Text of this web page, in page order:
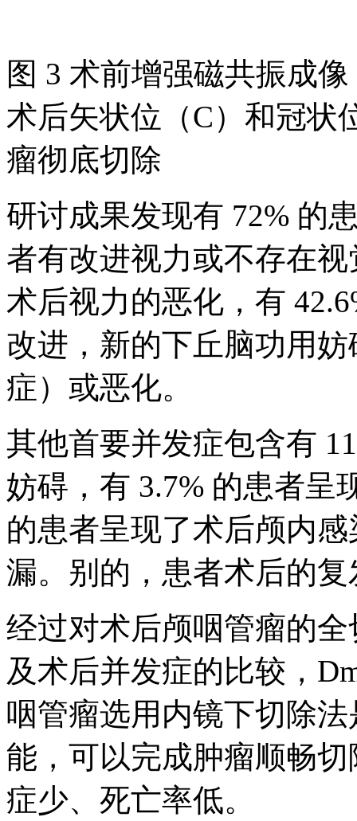
图 3 术前增强磁共振成
术后矢状位（C）和冠状
瘤彻底切除
研讨成果发现有 72% 的
者有改进视力或不存在
术后视力的恶化，有
改进，新的下丘脑功用
症）或恶化。
其他首要并发症包含有
妨碍，有 3.7% 的患者呈
的患者呈现了术后颅内
漏。别的，患者术后的
经过对术后颅咽管瘤的
及术后并发症的比较，
咽管瘤选用内镜下切除
能，可以完成肿瘤顺畅
症少、死亡率低。